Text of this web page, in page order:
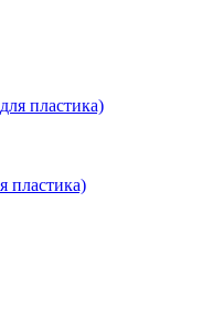
пластика)